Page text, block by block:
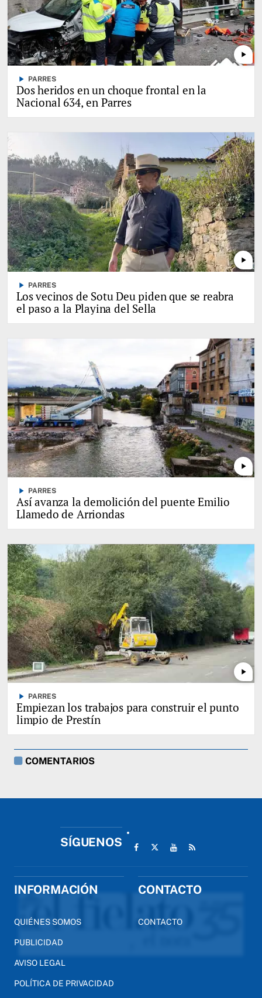
play_arrow
play_arrow PARRES
Dos heridos en un choque frontal en la
Nacional 634, en Parres
play_arrow
play_arrow PARRES
Los vecinos de Sotu Deu piden que se reabra
el paso a la Playina del Sella
play_arrow
play_arrow PARRES
Así avanza la demolición del puente Emilio
Llamedo de Arriondas
play_arrow
play_arrow PARRES
Empiezan los trabajos para construir el punto
limpio de Prestín
COMENTARIOS
SÍGUENOS
INFORMACIÓN
QUIÉNES SOMOS
PUBLICIDAD
AVISO LEGAL
POLÍTICA DE PRIVACIDAD
CONTACTO
CONTACTO